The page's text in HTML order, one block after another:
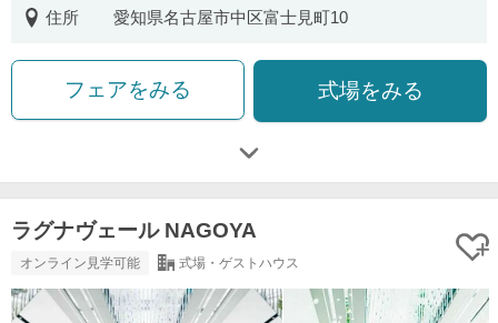
住所
愛知県名古屋市中区富士見町10
フェアをみる 式場をみる
ラグナヴェール NAGOYA
オンライン見学可能 式場・ゲストハウス